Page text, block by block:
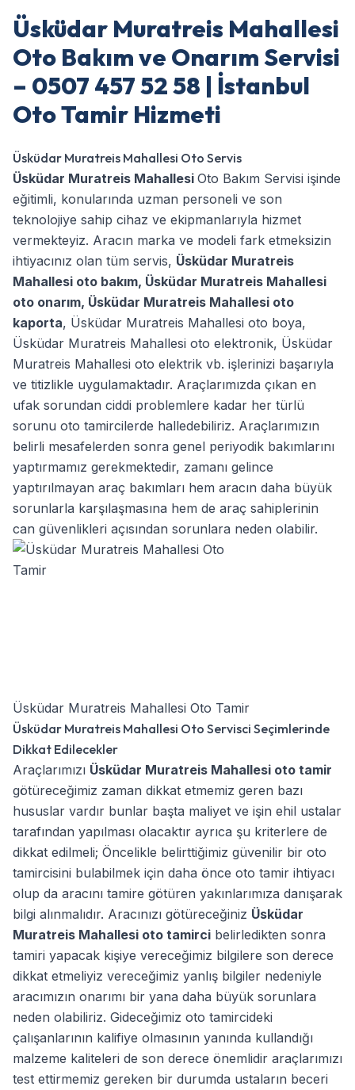
Üsküdar Muratreis Mahallesi
Oto Bakım ve Onarım Servisi
– 0507 457 52 58 | İstanbul
Oto Tamir Hizmeti
Üsküdar Muratreis Mahallesi Oto Servis
Üsküdar Muratreis Mahallesi Oto Bakım Servisi işinde
eğitimli, konularında uzman personeli ve son
teknolojiye sahip cihaz ve ekipmanlarıyla hizmet
vermekteyiz. Aracın marka ve modeli fark etmeksizin
ihtiyacınız olan tüm servis, Üsküdar Muratreis
Mahallesi oto bakım, Üsküdar Muratreis Mahallesi
oto onarım, Üsküdar Muratreis Mahallesi oto
kaporta, Üsküdar Muratreis Mahallesi oto boya,
Üsküdar Muratreis Mahallesi oto elektronik, Üsküdar
Muratreis Mahallesi oto elektrik vb. işlerinizi başarıyla
ve titizlikle uygulamaktadır. Araçlarımızda çıkan en
ufak sorundan ciddi problemlere kadar her türlü
sorunu oto tamircilerde halledebiliriz. Araçlarımızın
belirli mesafelerden sonra genel periyodik bakımlarını
yaptırmamız gerekmektedir, zamanı gelince
yaptırılmayan araç bakımları hem aracın daha büyük
sorunlarla karşılaşmasına hem de araç sahiplerinin
can güvenlikleri açısından sorunlara neden olabilir.
Üsküdar Muratreis Mahallesi Oto Tamir
Üsküdar Muratreis Mahallesi Oto Servisci Seçimlerinde
Dikkat Edilecekler
Araçlarımızı Üsküdar Muratreis Mahallesi oto tamir
götüreceğimiz zaman dikkat etmemiz geren bazı
hususlar vardır bunlar başta maliyet ve işin ehil ustalar
tarafından yapılması olacaktır ayrıca şu kriterlere de
dikkat edilmeli; Öncelikle belirttiğimiz güvenilir bir oto
tamircisini bulabilmek için daha önce oto tamir ihtiyacı
olup da aracını tamire götüren yakınlarımıza danışarak
bilgi alınmalıdır. Aracınızı götüreceğiniz Üsküdar
Muratreis Mahallesi oto tamirci belirledikten sonra
tamiri yapacak kişiye vereceğimiz bilgilere son derece
dikkat etmeliyiz vereceğimiz yanlış bilgiler nedeniyle
aracımızın onarımı bir yana daha büyük sorunlara
neden olabiliriz. Gideceğimiz oto tamircideki
çalışanlarının kalifiye olmasının yanında kullandığı
malzeme kaliteleri de son derece önemlidir araçlarımızı
test ettirmemiz gereken bir durumda ustaların beceri